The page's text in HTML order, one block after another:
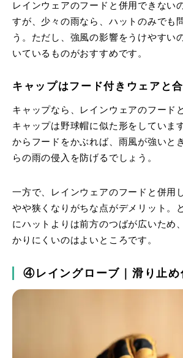
レインウェアのフードと併用できない
すが、少々の雨なら、ハットのみでも
う。ただし、強風の影響をうけやすい
いているものがおすすめです。
キャップはフード付きウェアと
キャップなら、レインウェアのフード
キャップは野球帽に似た形をしていま
からフードをかぶれば、雨風が強いと
らの雨の侵入を防げるでしょう。
一方で、レインウェアのフードと併用
やや狭くなりがちな点がデメリット。
にハットよりは前方のつばが広いため
かりにくいのはよいところです。
④レイングローブ｜滑り止め